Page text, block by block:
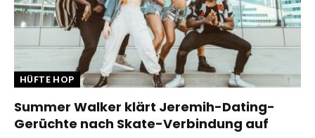
HÜFTE HOP
Summer Walker klärt Jeremih-Dating-
Gerüchte nach Skate-Verbindung auf